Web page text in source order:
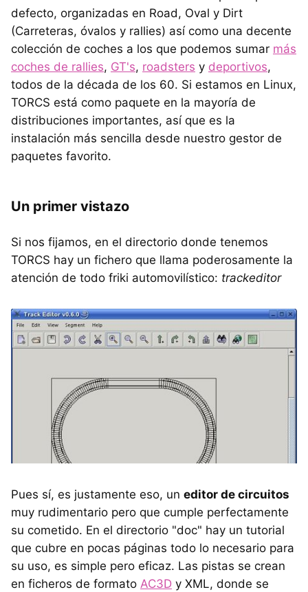
defecto, organizadas en Road, Oval y Dirt
(Carreteras, óvalos y rallies) así como una decente
colección de coches a los que podemos sumar más
coches de rallies, GT's, roadsters y deportivos,
todos de la década de los 60. Si estamos en Linux,
TORCS está como paquete en la mayoría de
distribuciones importantes, así que es la
instalación más sencilla desde nuestro gestor de
paquetes favorito.
Un primer vistazo
Si nos fijamos, en el directorio donde tenemos
TORCS hay un fichero que llama poderosamente la
atención de todo friki automovilístico: trackeditor
Pues sí, es justamente eso, un editor de circuitos
muy rudimentario pero que cumple perfectamente
su cometido. En el directorio "doc" hay un tutorial
que cubre en pocas páginas todo lo necesario para
su uso, es simple pero eficaz. Las pistas se crean
en ficheros de formato AC3D y XML, donde se